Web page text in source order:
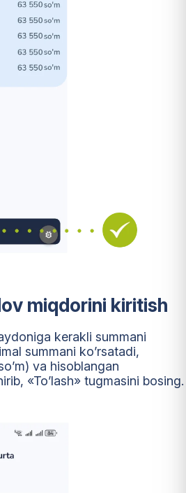
miqdorini kiritish
kerakli summani
summani ko’rsatadi,
va hisoblangan
«To’lash» tugmasini bosing.